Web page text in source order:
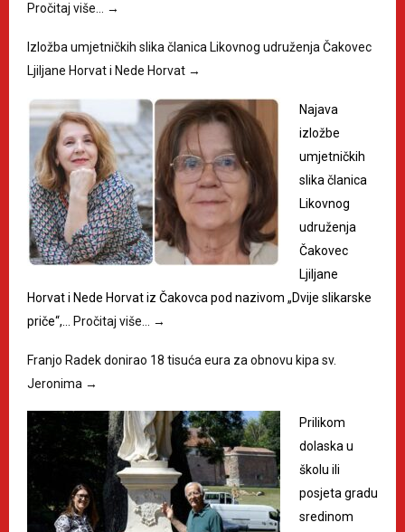
Pročitaj više… →
Izložba umjetničkih slika članica Likovnog udruženja Čakovec
Ljiljane Horvat i Nede Horvat →
Najava
izložbe
umjetničkih
slika članica
Likovnog
udruženja
Čakovec
Ljiljane
Horvat i Nede Horvat iz Čakovca pod nazivom „Dvije slikarske
priče“,…
Pročitaj više… →
Franjo Radek donirao 18 tisuća eura za obnovu kipa sv.
Jeronima →
Prilikom
dolaska u
školu ili
posjeta gradu
sredinom